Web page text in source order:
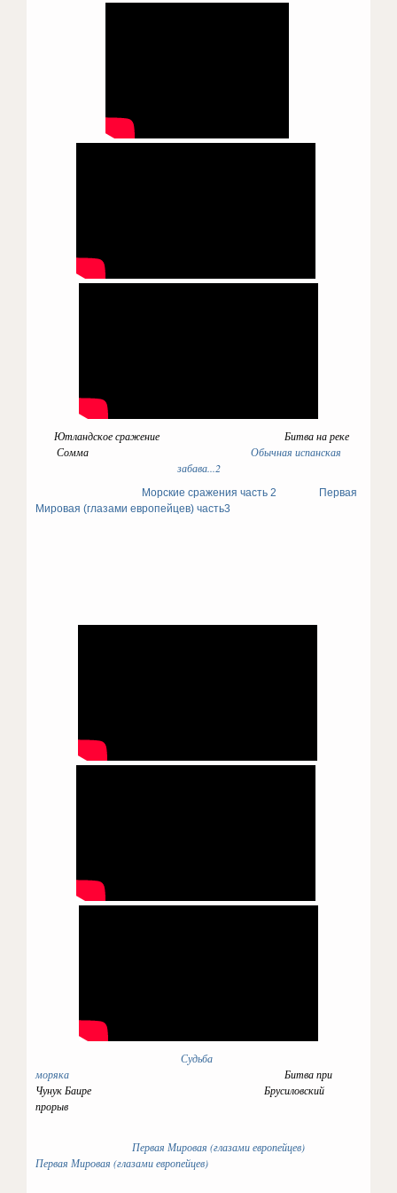
Ютландское сражение Битва на реке
Сомма Обычная испанская
забава...2
Морские сражения часть 2
Первая
Мировая (глазами европейцев) часть3
Судьба
моряка Битва при
Чунук Баире Брусиловский
прорыв
Первая Мировая (глазами европейцев)
Первая Мировая (глазами европейцев)